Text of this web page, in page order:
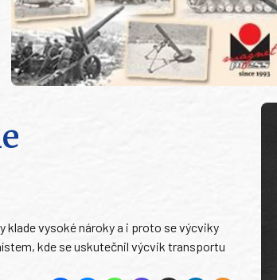
klade vysoké nároky a i proto se výcviky
kde se uskutečnil výcvik transportu